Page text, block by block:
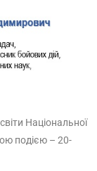
Національної
подією – 20-